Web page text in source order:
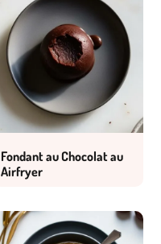
Fondant au Chocolat au
Airfryer